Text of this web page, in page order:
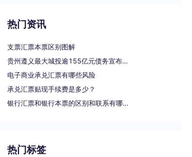
热门资讯
支票汇票本票区别图解
贵州遵义最大城投逾155亿元债务宣布重组
电子商业承兑汇票有哪些风险
承兑汇票贴现手续费是多少？
银行汇票和银行本票的区别和联系有哪些（一文读懂支票、本票和汇票的区别）
热门标签